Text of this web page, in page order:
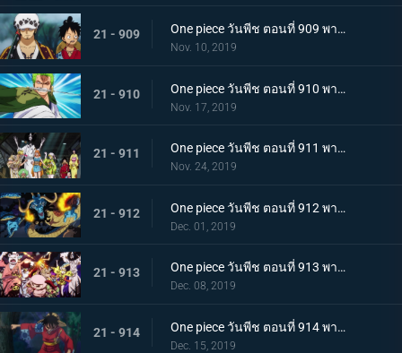
21 - 909 One piece วันพีช ตอนที่ 909 พากย์ไทย สุสานแสนลึกลับ การพบกันอีกครั้งที่ซากปราสาทโอเด้ง!
Nov. 10, 2019
21 - 910 One piece วันพีช ตอนที่ 910 พากย์ไทย ซามูไรในตำนาน ชายผู้ที่โรเจอร์หลงใหล!
Nov. 17, 2019
21 - 911 One piece วันพีช ตอนที่ 911 พากย์ไทย เริ่มแผนการลับ เปิดฉากโค่นหนึ่งในสี่จักรพรรดิ
Nov. 24, 2019
21 - 912 One piece วันพีช ตอนที่ 912 พากย์ไทย ชายผู้แข็งแกร่งที่สุด หัวหน้ากองโจรสุดแกร่งชูเท็นมารุ!
Dec. 01, 2019
21 - 913 One piece วันพีช ตอนที่ 913 พากย์ไทย พ่ายแพ้อย่างหมดรูป ลมหายใจพิโรธของไคโด!
Dec. 08, 2019
21 - 914 One piece วันพีช ตอนที่ 914 พากย์ไทย การต่อสู้อันดุเดือด ลูฟี่ที่บุกเข้าใส่ปะทะไคโด
Dec. 15, 2019